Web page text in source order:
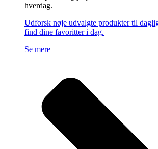
hverdag.
Udforsk nøje udvalgte produkter til
find dine favoritter i dag.
Se mere